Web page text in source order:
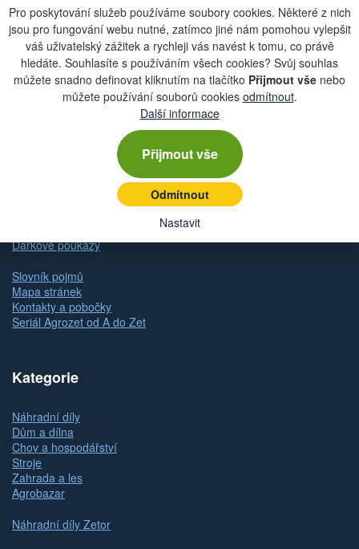
Pro poskytování služeb používáme soubory cookies. Některé z nich
jsou pro fungování webu nutné, zatímco jiné nám pomohou vylepšit
váš uživatelský zážitek a rychleji vás navést k tomu, co právě
hledáte. Souhlasíte s používáním všech cookies? Svůj souhlas
můžete snadno definovat kliknutím na tlačítko Přijmout vše nebo
můžete používání souborů cookies odmítnout.
Další informace
Přijmout vše
Odmítnout
Nastavit
Zobrazit aktuální newsletter
Rychlá navigace
Zásady ochrany osobních údajů (GDPR)
Odstoupení od kupní smlouvy
Dárkové poukazy
Slovník pojmů
Mapa stránek
Kontakty a pobočky
Seriál Agrozet od A do Zet
Kategorie
Náhradní díly
Dům a dílna
Chov a hospodářství
Stroje
Zahrada a les
Agrobazar
Náhradní díly Zetor